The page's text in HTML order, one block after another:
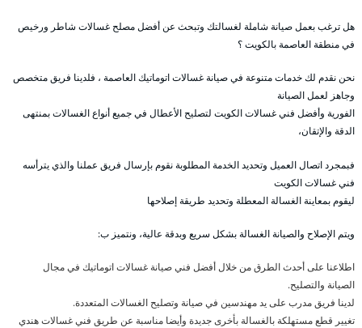
هل ترغب بعمل صيانة شاملة لغسالتك وتبحث عن أفضل مصلح غسالات شاطر ورخيص
في منطقة العاصمة بالكويت ؟
نحن نقدم لك خدمات متنوعة في صيانة غسالات اتوماتيك العاصمة ، فلدينا فريق متخصص
وجاهز لعمل الصيانة
الفورية وأفضل فني غسالات الكويت لتصليح الأعطال في جميع أنواع الغسالات بمنتهى
الدقة والإتقان،
فبمجرد اتصال العميل وتحديد الخدمة المطلوبة نقوم بإرسال فريق عملنا والذي يترأسه
فني غسالات الكويت
ليقوم بمعاينة الغسالة المعطلة وتحديد طريقة إصلاحها
ويتم الإصلاح والصيانة الغسالة بشكل سريع وبدقة عالية، ونتميز ب:
اطلاعنا على أحدث الطرق من خلال أفضل فني صيانة غسالات اتوماتيك في مجال
الصيانة والتصليح.
لدينا فريق مدرب على يد مهندسين في صيانة وتصليح الغسالات المتعددة.
تغيير قطع مستهلكة بالغسالة بأخرى جديدة وأيضا مناسبة عن طريق فني غسالات هندي